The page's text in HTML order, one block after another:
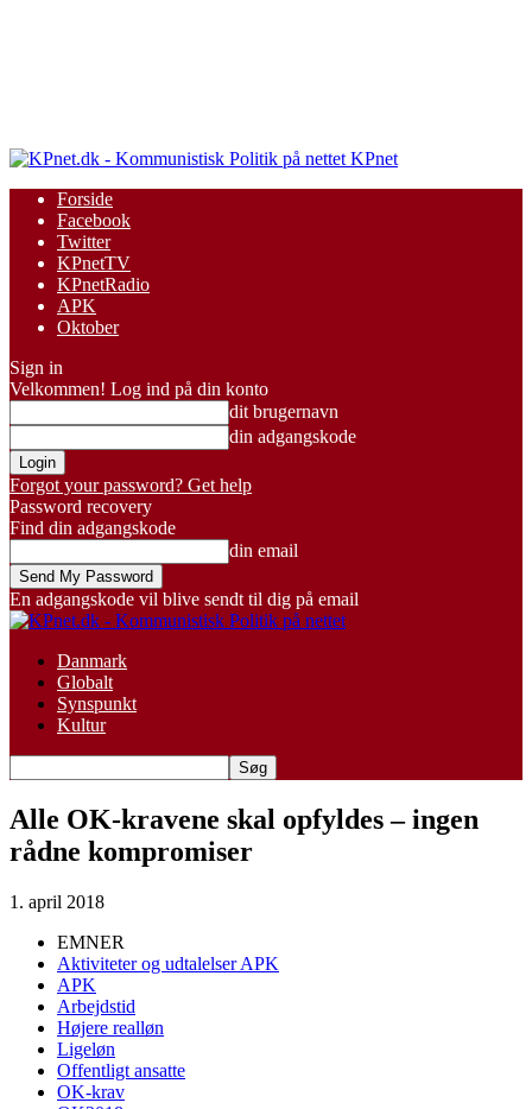
KPnet
Forside
Facebook
Twitter
KPnetTV
KPnetRadio
APK
Oktober
Sign in
Velkommen! Log ind på din konto
dit brugernavn
din adgangskode
Forgot your password? Get help
Password recovery
Find din adgangskode
din email
En adgangskode vil blive sendt til dig på email
Danmark
Globalt
Synspunkt
Kultur
Alle OK-kravene skal opfyldes – ingen
rådne kompromiser
1. april 2018
EMNER
Aktiviteter og udtalelser APK
APK
Arbejdstid
Højere realløn
Ligeløn
Offentligt ansatte
OK-krav